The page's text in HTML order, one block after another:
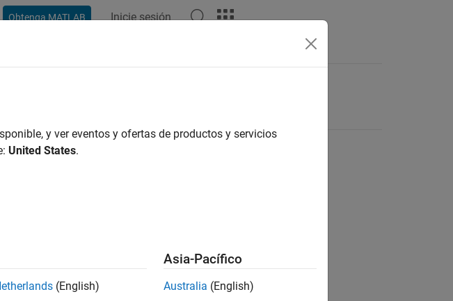
Obtenga MATLAB Inicie sesión
y ver eventos y ofertas de productos y servicios
United States.
(English)
Asia-Pacífico
Australia (English)